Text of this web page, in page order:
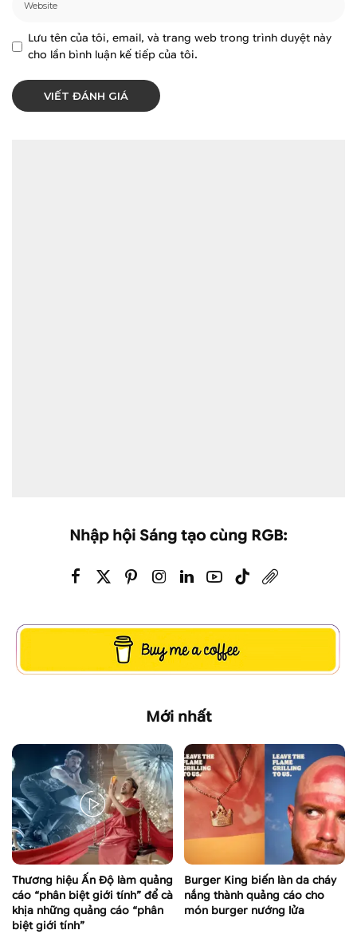
Lưu tên của tôi, email, và trang web trong trình duyệt này
cho lần bình luận kế tiếp của tôi.
Nhập hội Sáng tạo cùng RGB:
Mới nhất
Thương hiệu Ấn Độ làm quảng
cáo “phân biệt giới tính” để cà
khịa những quảng cáo “phân
biệt giới tính”
Burger King biến làn da cháy
nắng thành quảng cáo cho
món burger nướng lửa